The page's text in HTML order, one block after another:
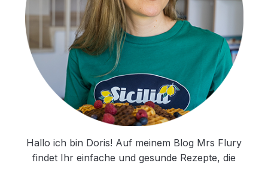
Hallo ich bin Doris! Auf meinem Blog Mrs Flury
findet Ihr einfache und gesunde Rezepte, die